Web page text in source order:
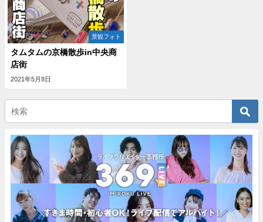
景観フォト
タムタムの京橋散歩in中央商
店街
2021年5月8日